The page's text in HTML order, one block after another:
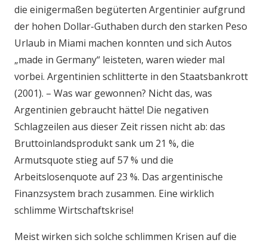
die einigermaßen begüterten Argentinier aufgrund
der hohen Dollar-Guthaben durch den starken Peso
Urlaub in Miami machen konnten und sich Autos
„made in Germany“ leisteten, waren wieder mal
vorbei. Argentinien schlitterte in den Staatsbankrott
(2001). – Was war gewonnen? Nicht das, was
Argentinien gebraucht hätte! Die negativen
Schlagzeilen aus dieser Zeit rissen nicht ab: das
Bruttoinlandsprodukt sank um 21 %, die
Armutsquote stieg auf 57 % und die
Arbeitslosenquote auf 23 %. Das argentinische
Finanzsystem brach zusammen. Eine wirklich
schlimme Wirtschaftskrise!
Meist wirken sich solche schlimmen Krisen auf die